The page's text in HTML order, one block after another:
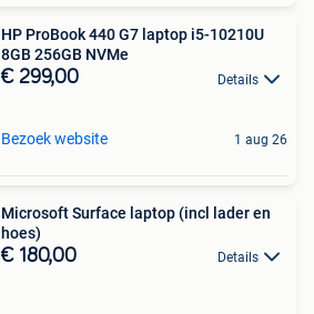
HP ProBook 440 G7 laptop i5-10210U
8GB 256GB NVMe
€ 299,00 Details
Bezoek website 1 aug 26
Microsoft Surface laptop (incl lader en
hoes)
€ 180,00 Details